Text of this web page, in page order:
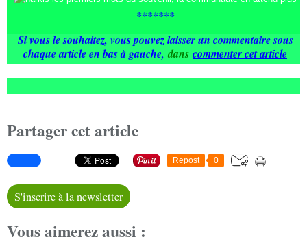
*******
Si vous le souhaitez, vous pouvez laisser un commentaire sous
chaque article en bas à gauche, dans commenter cet article
Partager cet article
Repost 0
S'inscrire à la newsletter
Vous aimerez aussi :